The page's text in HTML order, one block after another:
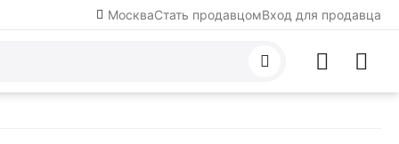
МоскваСтать продавцомВход для продавца